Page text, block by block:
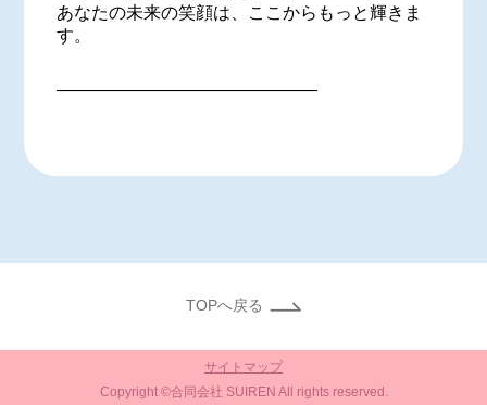
あなたの未来の笑顔は、ここからもっと輝きま
す。
―――――――――――――――
TOPへ戻る
サイトマップ
Copyright ©合同会社 SUIREN All rights reserved.